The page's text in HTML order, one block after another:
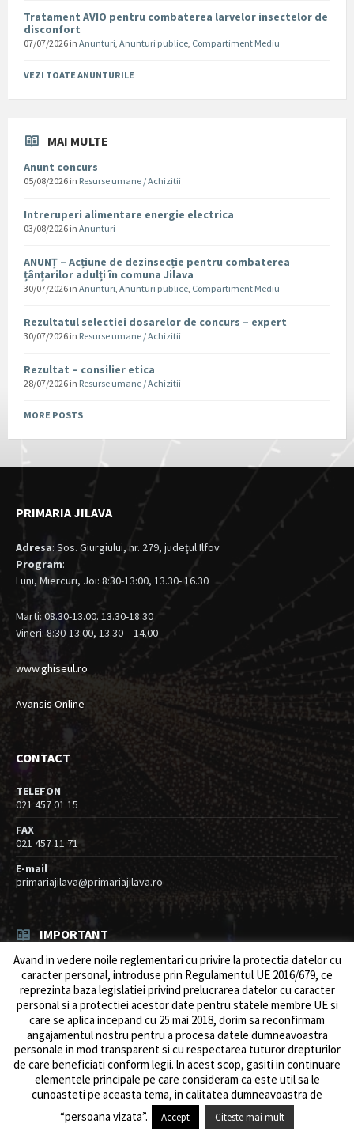
Tratament AVIO pentru combaterea larvelor insectelor de
disconfort
07/07/2026 in Anunturi, Anunturi publice, Compartiment Mediu
VEZI TOATE ANUNTURILE
MAI MULTE
Anunt concurs
05/08/2026 in Resurse umane / Achizitii
Intreruperi alimentare energie electrica
03/08/2026 in Anunturi
ANUNȚ – Acțiune de dezinsecție pentru combaterea
țânțarilor adulți în comuna Jilava
30/07/2026 in Anunturi, Anunturi publice, Compartiment Mediu
Rezultatul selectiei dosarelor de concurs – expert
30/07/2026 in Resurse umane / Achizitii
Rezultat – consilier etica
28/07/2026 in Resurse umane / Achizitii
MORE POSTS
PRIMARIA JILAVA
Adresa: Sos. Giurgiului, nr. 279, judeţul Ilfov
Program:
Luni, Miercuri, Joi: 8:30-13:00, 13.30- 16.30
Marti: 08.30-13.00. 13.30-18.30
Vineri: 8:30-13:00, 13.30 – 14.00
www.ghiseul.ro
Avansis Online
CONTACT
TELEFON
021 457 01 15
FAX
021 457 11 71
E-mail
primariajilava@primariajilava.ro
IMPORTANT
Anunt concurs
05/08/2026 inResurse umane / Achizitii
Intreruperi alimentare energie electrica
03/08/2026 Anunturi
© 2026 Primăria Comunei Jilava. Dev byows.ro
Avand in vedere noile reglementari cu privire la protectia datelor cu
caracter personal, introduse prin Regulamentul UE 2016/679, ce
reprezinta baza legislatiei privind prelucrarea datelor cu caracter
personal si a protectiei acestor date pentru statele membre UE si
care se aplica incepand cu 25 mai 2018, dorim sa reconfirmam
angajamentul nostru pentru a procesa datele dumneavoastra
personale in mod transparent si cu respectarea tuturor drepturilor
de care beneficiati conform legii. ln acest scop, gasiti in continuare
elementele principale pe care consideram ca este util sa le
cunoasteti pe aceasta tema, in calitatea dumneavoastra de
“persoana vizata”.
Accept Citeste mai mult